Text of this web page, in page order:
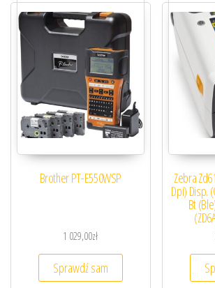
Brother PT-E550WSP
1 029,00zł
Sprawdź sam
Zebra
Dpi) Disp.
Bt